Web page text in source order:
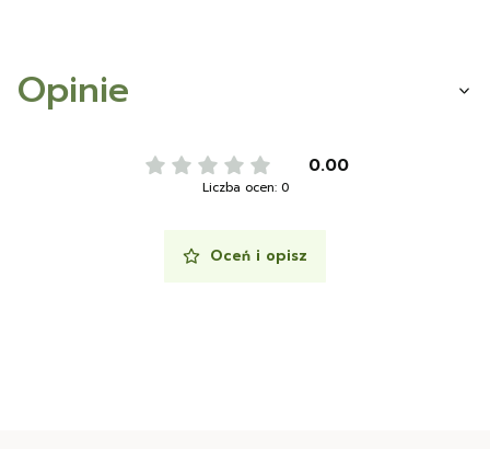
Opinie
0.00
Liczba ocen: 0
Oceń i opisz